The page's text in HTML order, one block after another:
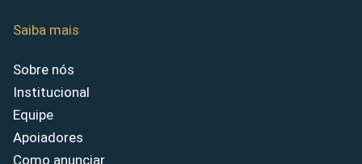
Saiba mais
Sobre nós
Institucional
Equipe
Apoiadores
Como anunciar